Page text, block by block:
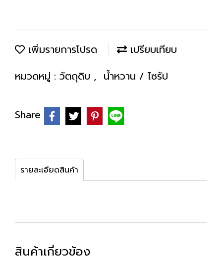
เพิ่มรายการโปรด
เปรียบเทียบ
หมวดหมู่ : วัตถุดิบ , น้ำหวาน / ไซรัป
Share
รายละเอียดสินค้า
สินค้าเกี่ยวข้อง